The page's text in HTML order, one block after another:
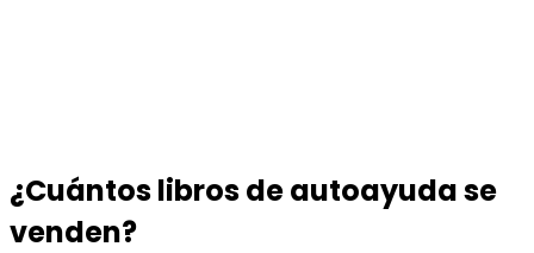
¿Cuántos libros de autoayuda se
venden?